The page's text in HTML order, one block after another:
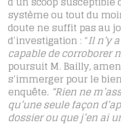
système ou tout du
doute ne suffit pas au
d’investigation : “Il n’y
capable de corroborer
poursuit M. Bailly,
s’immerger pour le
enquête. “Rien ne
qu’une seule façon
dossier ou que j’en ai